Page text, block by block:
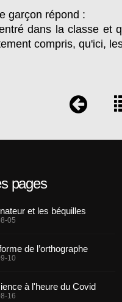
garçon répond :
dans la classe et
compris, qu'ici,
pages
et les béquilles
05
de l’orthographe
10
à l'heure du Covid
16